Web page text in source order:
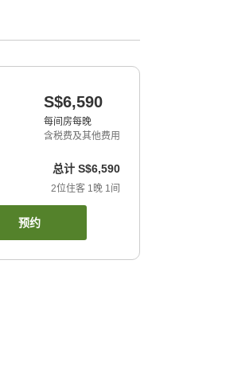
S$6,590
每间房每晚
含税费及其他费用
总计 S$6,590
2位住客 1晚 1间
预约